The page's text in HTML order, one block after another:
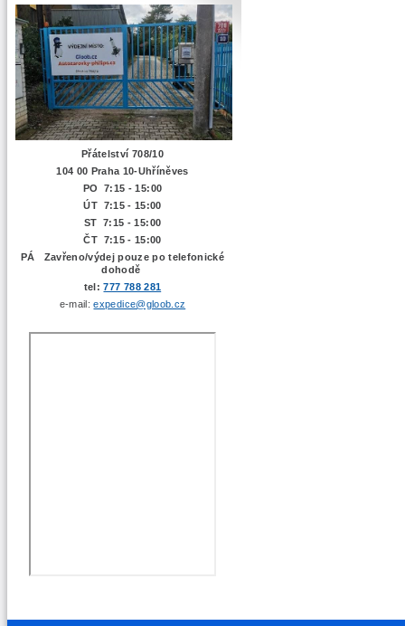
Přátelství 708/10
104 00 Praha 10-Uhříněves
PO 7:15 - 15:00
ÚT 7:15 - 15:00
ST 7:15 - 15:00
ČT 7:15 - 15:00
PÁ Zavřeno/výdej pouze po telefonické
dohodě
tel:777 788 281
e-mail:expedice@gloob.cz